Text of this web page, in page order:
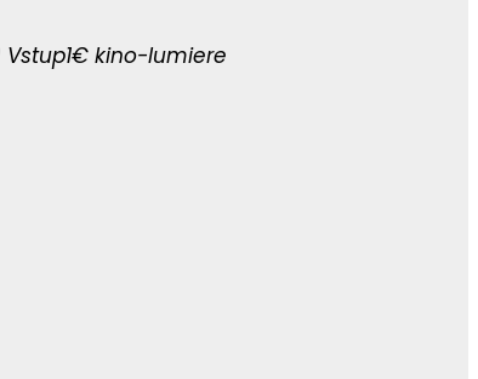
Vstup1€ kino-lumiere